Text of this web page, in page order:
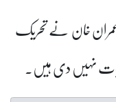
عمران خان نے تحریک
نہیں دی ہیں۔